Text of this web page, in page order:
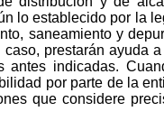
lo establecido por la
saneamiento y
prestarán ayuda
antes indicadas.
por parte de la
que considere